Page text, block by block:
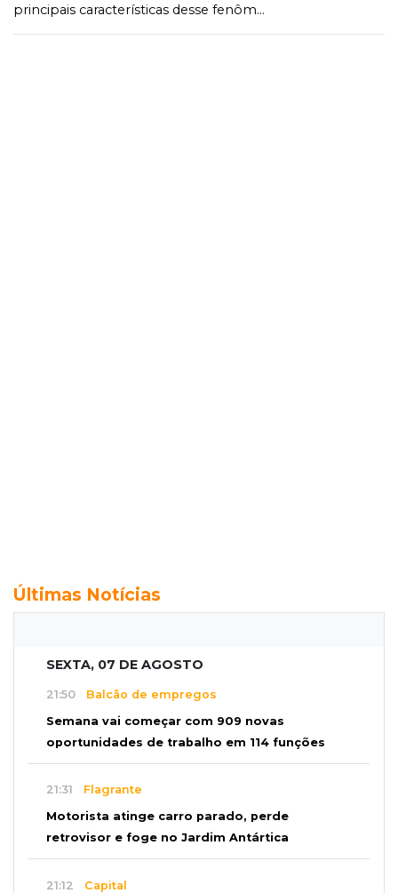
principais características desse fenôm...
Últimas Notícias
SEXTA, 07 DE AGOSTO
21:50 Balcão de empregos
Semana vai começar com 909 novas
oportunidades de trabalho em 114 funções
21:31 Flagrante
Motorista atinge carro parado, perde
retrovisor e foge no Jardim Antártica
21:12 Capital